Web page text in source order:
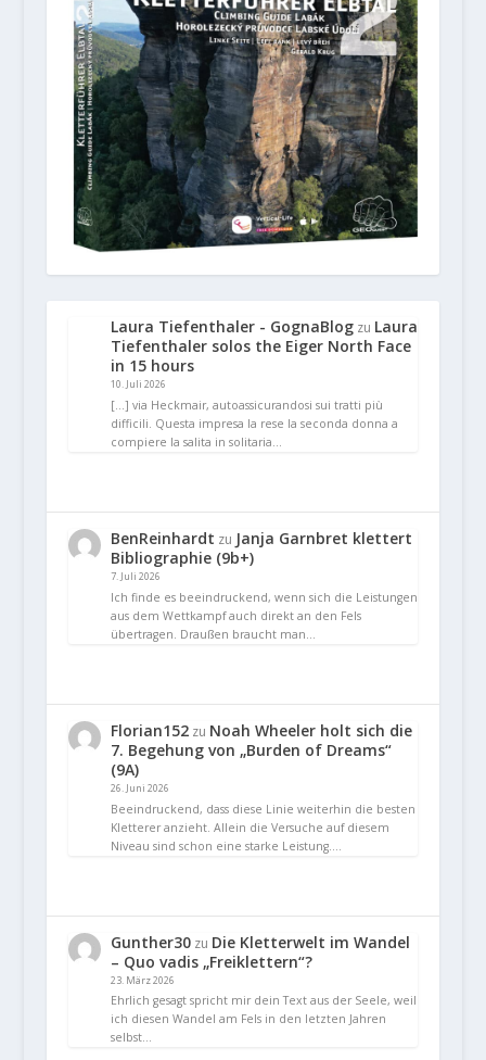
Laura Tiefenthaler - GognaBlogzu Laura
Tiefenthaler solos the Eiger North Face
in 15 hours
10. Juli 2026
[…] via Heckmair, autoassicurandosi sui tratti più
difficili. Questa impresa la rese la seconda donna a
compiere la salita in solitaria…
BenReinhardt zu Janja Garnbret klettert
Bibliographie (9b+)
7. Juli 2026
Ich finde es beeindruckend, wenn sich die Leistungen
aus dem Wettkampf auch direkt an den Fels
übertragen. Draußen braucht man…
Florian152zu Noah Wheeler holt sich die
7. Begehung von „Burden of Dreams“
(9A)
26. Juni 2026
Beeindruckend, dass diese Linie weiterhin die besten
Kletterer anzieht. Allein die Versuche auf diesem
Niveau sind schon eine starke Leistung.…
Gunther30zu Die Kletterwelt im Wandel
– Quo vadis „Freiklettern“?
23. März 2026
Ehrlich gesagt spricht mir dein Text aus der Seele, weil
ich diesen Wandel am Fels in den letzten Jahren
selbst…